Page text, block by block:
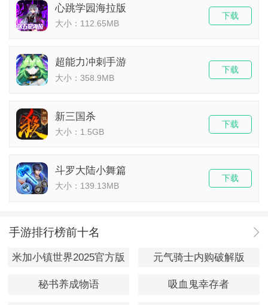
心跳学园海拉版
大小：112.65MB
下载
超能力冲刺手游
大小：358.9MB
下载
新三国杀
大小：1.5GB
下载
斗罗大陆小舞篇
大小：139.13MB
下载
手游排行榜前十名
米加小镇世界2025官方版 元气骑士内购破解版
秘书养成物语 吸血鬼幸存者